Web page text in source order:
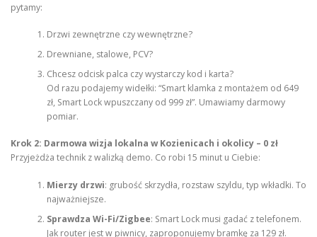
pytamy:
Drzwi zewnętrzne czy wewnętrzne?
Drewniane, stalowe, PCV?
Chcesz odcisk palca czy wystarczy kod i karta?
Od razu podajemy widełki: “Smart klamka z montażem od 649
zł, Smart Lock wpuszczany od 999 zł”. Umawiamy darmowy
pomiar.
Krok 2: Darmowa wizja lokalna w Kozienicach i okolicy – 0 zł
Przyjeżdża technik z walizką demo. Co robi 15 minut u Ciebie:
Mierzy drzwi: grubość skrzydła, rozstaw szyldu, typ wkładki. To
najważniejsze.
Sprawdza Wi-Fi/Zigbee: Smart Lock musi gadać z telefonem.
Jak router jest w piwnicy, zaproponujemy bramkę za 129 zł.